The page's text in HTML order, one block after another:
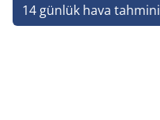
14 günlük hava tahmini